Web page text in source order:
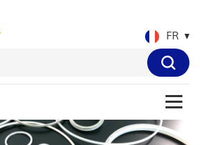
FR